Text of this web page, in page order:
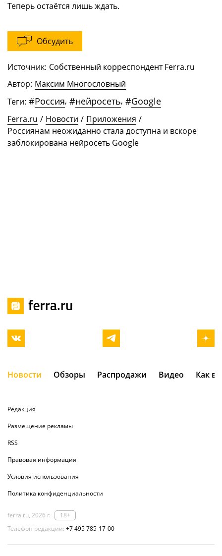
Теперь остаётся лишь ждать.
Обсудить
Источник: Собственный корреспондент Ferra.ru
Автор: Максим Многословный
Теги: #Россия, #нейросеть, #Google
Ferra.ru / Новости / Приложения /
Россиянам неожиданно стала доступна и вскоре
заблокирована нейросеть Google
Новости Обзоры Распродажи Видео Как
Редакция
Размещение рекламы
RSS
Правовая информация
Условия использования
Политика конфиденциальности
ferra.ru, 2026 г.
18+
Телефон редакции: +7 495 785-17-00